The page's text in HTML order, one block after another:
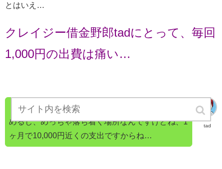
とはいえ…
クレイジー借金野郎tadにとって、毎回
1,000円の出費は痛い…
tad
ドリンク無料やし、静かやし、息抜きにマンガ読
めるし、めっちゃ落ち着く場所なんですけどね、1
ヶ月で10,000円近くの支出ですからね…